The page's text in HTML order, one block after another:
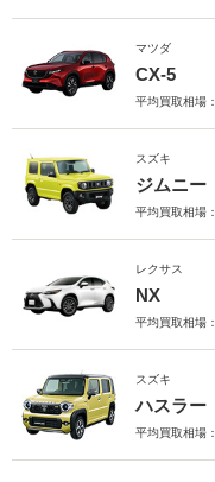
マツダ
CX-5
平均買取相場：
スズキ
ジムニー
平均買取相場：
レクサス
NX
平均買取相場：
スズキ
ハスラー
平均買取相場：